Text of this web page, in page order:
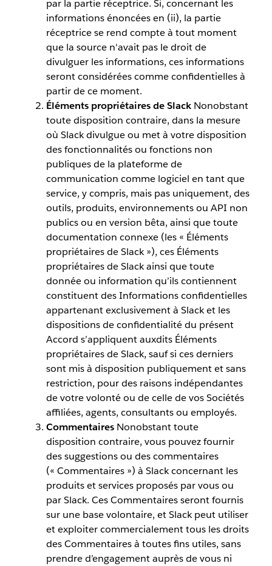
par la partie réceptrice. Si, concernant les
informations énoncées en (ii), la partie
réceptrice se rend compte à tout moment
que la source n'avait pas le droit de
divulguer les informations, ces informations
seront considérées comme confidentielles à
partir de ce moment.
Éléments propriétaires de Slack Nonobstant
toute disposition contraire, dans la mesure
où Slack divulgue ou met à votre disposition
des fonctionnalités ou fonctions non
publiques de la plateforme de
communication comme logiciel en tant que
service, y compris, mais pas uniquement, des
outils, produits, environnements ou API non
publics ou en version bêta, ainsi que toute
documentation connexe (les « Éléments
propriétaires de Slack »), ces Éléments
propriétaires de Slack ainsi que toute
donnée ou information qu’ils contiennent
constituent des Informations confidentielles
appartenant exclusivement à Slack et les
dispositions de confidentialité du présent
Accord s’appliquent auxdits Éléments
propriétaires de Slack, sauf si ces derniers
sont mis à disposition publiquement et sans
restriction, pour des raisons indépendantes
de votre volonté ou de celle de vos Sociétés
affiliées, agents, consultants ou employés.
Commentaires Nonobstant toute
disposition contraire, vous pouvez fournir
des suggestions ou des commentaires
(« Commentaires ») à Slack concernant les
produits et services proposés par vous ou
par Slack. Ces Commentaires seront fournis
sur une base volontaire, et Slack peut utiliser
et exploiter commercialement tous les droits
des Commentaires à toutes fins utiles, sans
prendre d’engagement auprès de vous ni